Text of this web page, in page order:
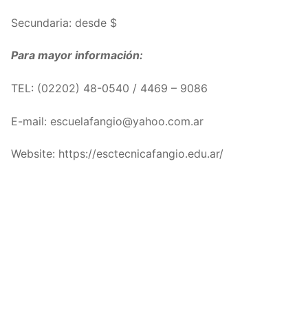
Secundaria: desde $
Para mayor información:
TEL: (02202) 48-0540 / 4469 – 9086
E-mail: escuelafangio@yahoo.com.ar
Website: https://esctecnicafangio.edu.ar/